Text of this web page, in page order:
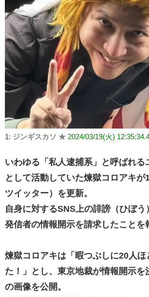
1: ジンギスカソ ★ 2024/03/19(火)
いわゆる「私人逮捕系」と呼ばれる
として活動していた煉獄コロアキが
ツイッター）を更新。
自身に対するSNS上の誹謗（ひぼう
発信者の情報開示を請求したことを
煉獄コロアキは「暇つぶしに20人ほ
た！」とし、東京地裁が情報開示を
の画像を公開。